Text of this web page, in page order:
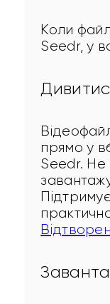
Коли
Seedr, у
прямо у
Seedr. Не